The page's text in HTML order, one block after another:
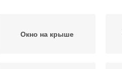
Окно на крыше